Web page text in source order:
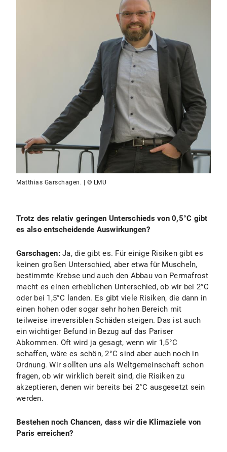
Matthias Garschagen. | © LMU
Trotz des relativ geringen Unterschieds von 0,5°C gibt
es also entscheidende Auswirkungen?
Garschagen:Ja, die gibt es. Für einige Risiken gibt es
keinen großen Unterschied, aber etwa für Muscheln,
bestimmte Krebse und auch den Abbau von Permafrost
macht es einen erheblichen Unterschied, ob wir bei 2°C
oder bei 1,5°C landen. Es gibt viele Risiken, die dann in
einen hohen oder sogar sehr hohen Bereich mit
teilweise irreversiblen Schäden steigen. Das ist auch
ein wichtiger Befund in Bezug auf das Pariser
Abkommen. Oft wird ja gesagt, wenn wir 1,5°C
schaffen, wäre es schön, 2°C sind aber auch noch in
Ordnung. Wir sollten uns als Weltgemeinschaft schon
fragen, ob wir wirklich bereit sind, die Risiken zu
akzeptieren, denen wir bereits bei 2°C ausgesetzt sein
werden.
Bestehen noch Chancen, dass wir die Klimaziele von
Paris erreichen?